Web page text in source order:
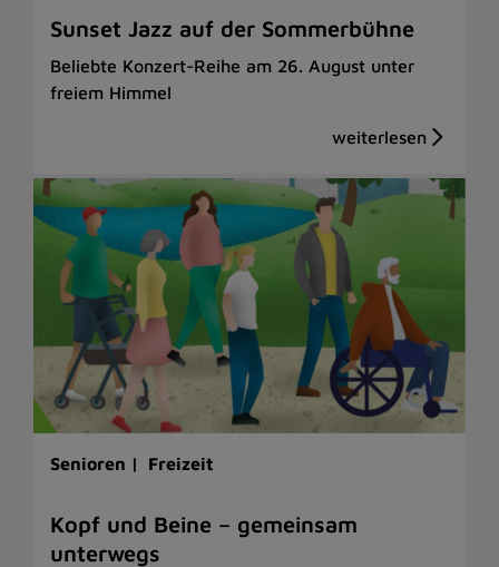
Sunset Jazz auf der Sommerbühne
Beliebte Konzert-Reihe am 26. August unter
freiem Himmel
Senioren | Freizeit
Kopf und Beine – gemeinsam
unterwegs